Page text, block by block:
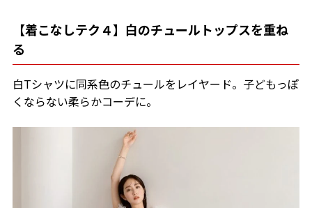
【着こなしテク４】白のチュールトップスを重ね
る
白Tシャツに同系色のチュールをレイヤード。子どもっぽ
くならない柔らかコーデに。